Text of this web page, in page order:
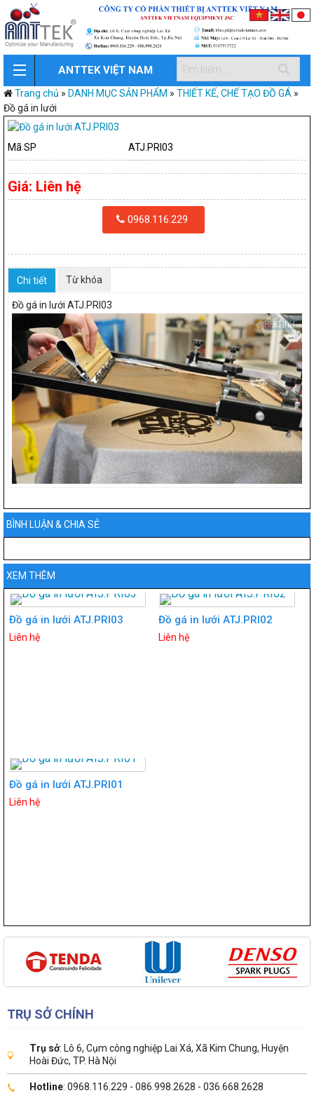
ANTTEK VIỆT NAM
Trang chủ » DANH MỤC SẢN PHẨM » THIẾT KẾ, CHẾ TẠO ĐỒ GÁ »
Đồ gá in lưới
Mã SP ATJ.PRI03
Giá: Liên hệ
0968.116.229
Chi tiết Từ khóa
Đồ gá in lưới ATJ.PRI03
BÌNH LUẬN & CHIA SẺ
XEM THÊM
Đồ gá in lưới ATJ.PRI03
Liên hệ
Đồ gá in lưới ATJ.PRI02
Liên hệ
Đồ gá in lưới ATJ.PRI01
Liên hệ
TRỤ SỞ CHÍNH
Trụ sở: Lô 6, Cụm công nghiệp Lai Xá, Xã Kim Chung, Huyện
Hoài Đức, TP. Hà Nội
Hotline: 0968.116.229 - 086.998.2628 - 036.668.2628